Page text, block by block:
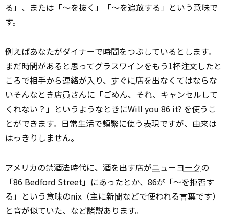
る」、または「～を抜く」「～を追放する」という意味で
す。
例えばあなたがダイナーで時間をつぶしているとします。
まだ時間があると思ってグラスワインをもう1杯注文したと
ころで相手から連絡が入り、 すぐに店を出なくてはならな
い――そんなとき店員さんに「ごめん、それ、キャンセルして
くれない？」というようなときにWill you 86 it? を使うこ
とができます。日常生活で頻繁に使う表現ですが、由来は
はっきりしません。
アメリカの禁酒法時代に、酒を出す店がニューヨークの
「86 Bedford Street」にあったとか、86が「～を拒否す
る」という意味のnix（主に新聞などで使われる言葉です）
と音が似ていた、など諸説あります。